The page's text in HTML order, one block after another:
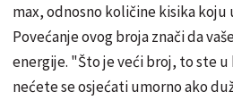
max, odnosno količine kisika
Povećanje ovog broja znači da
energije. "Što je veći broj, to ste
nećete se osjećati umorno ako